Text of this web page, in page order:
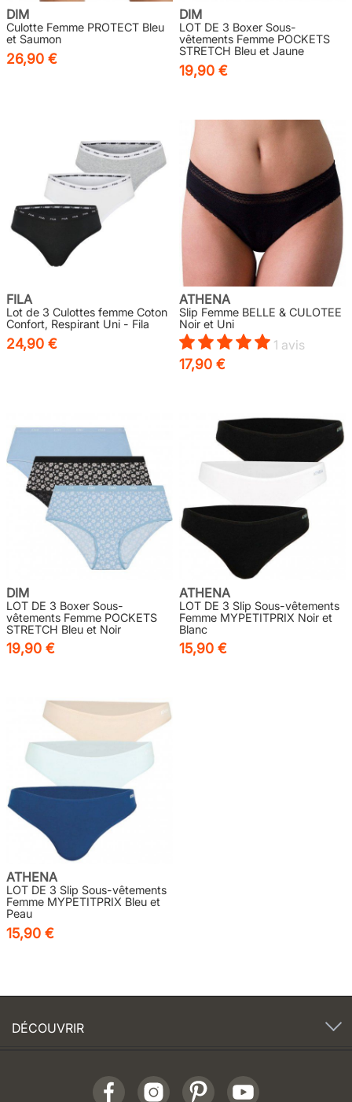
DIM
Culotte Femme PROTECT Bleu
et Saumon
26,90 €
DIM
LOT DE 3 Boxer Sous-
vêtements Femme POCKETS
STRETCH Bleu et Jaune
19,90 €
FILA
Lot de 3 Culottes femme Coton
Confort, Respirant Uni - Fila
24,90 €
ATHENA
Slip Femme BELLE & CULOTEE
Noir et Uni
1 avis
17,90 €
DIM
LOT DE 3 Boxer Sous-
vêtements Femme POCKETS
STRETCH Bleu et Noir
19,90 €
ATHENA
LOT DE 3 Slip Sous-vêtements
Femme MYPETITPRIX Noir et
Blanc
15,90 €
ATHENA
LOT DE 3 Slip Sous-vêtements
Femme MYPETITPRIX Bleu et
Peau
15,90 €
DÉCOUVRIR